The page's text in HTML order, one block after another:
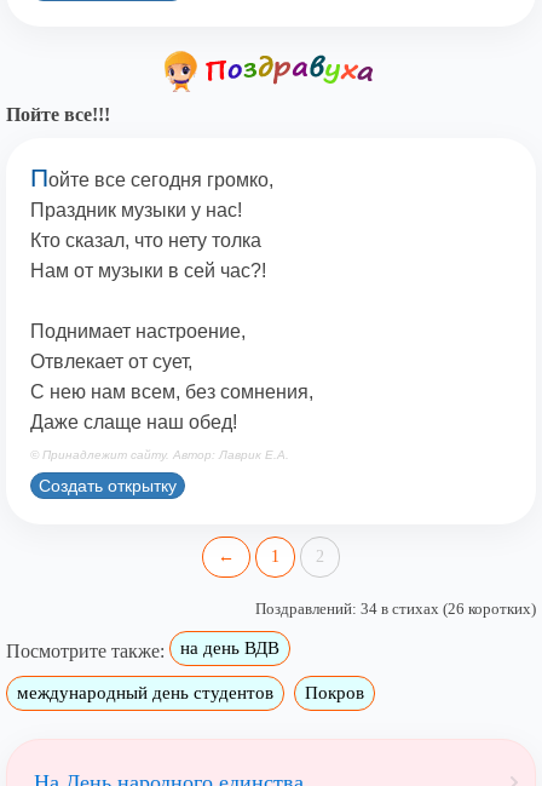
Пойте все!!!
Пойте все сегодня громко,
Праздник музыки у нас!
Кто сказал, что нету толка
Нам от музыки в сей час?!
Поднимает настроение,
Отвлекает от сует,
С нею нам всем, без сомнения,
Даже слаще наш обед!
© Принадлежит сайту. Автор: Лаврик Е.А.
Создать открытку
← 1 2
Поздравлений: 34 в стихах (26 коротких)
Посмотрите также: на день ВДВ
международный день студентов Покров